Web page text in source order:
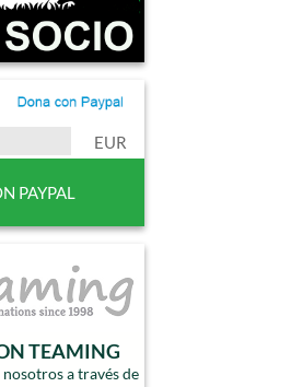
EUR
TEAMING
a través de